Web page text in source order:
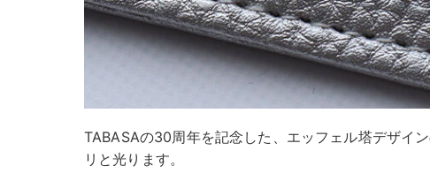
TABASAの30周年を記念した、エッフェル塔デザイ
リと光ります。